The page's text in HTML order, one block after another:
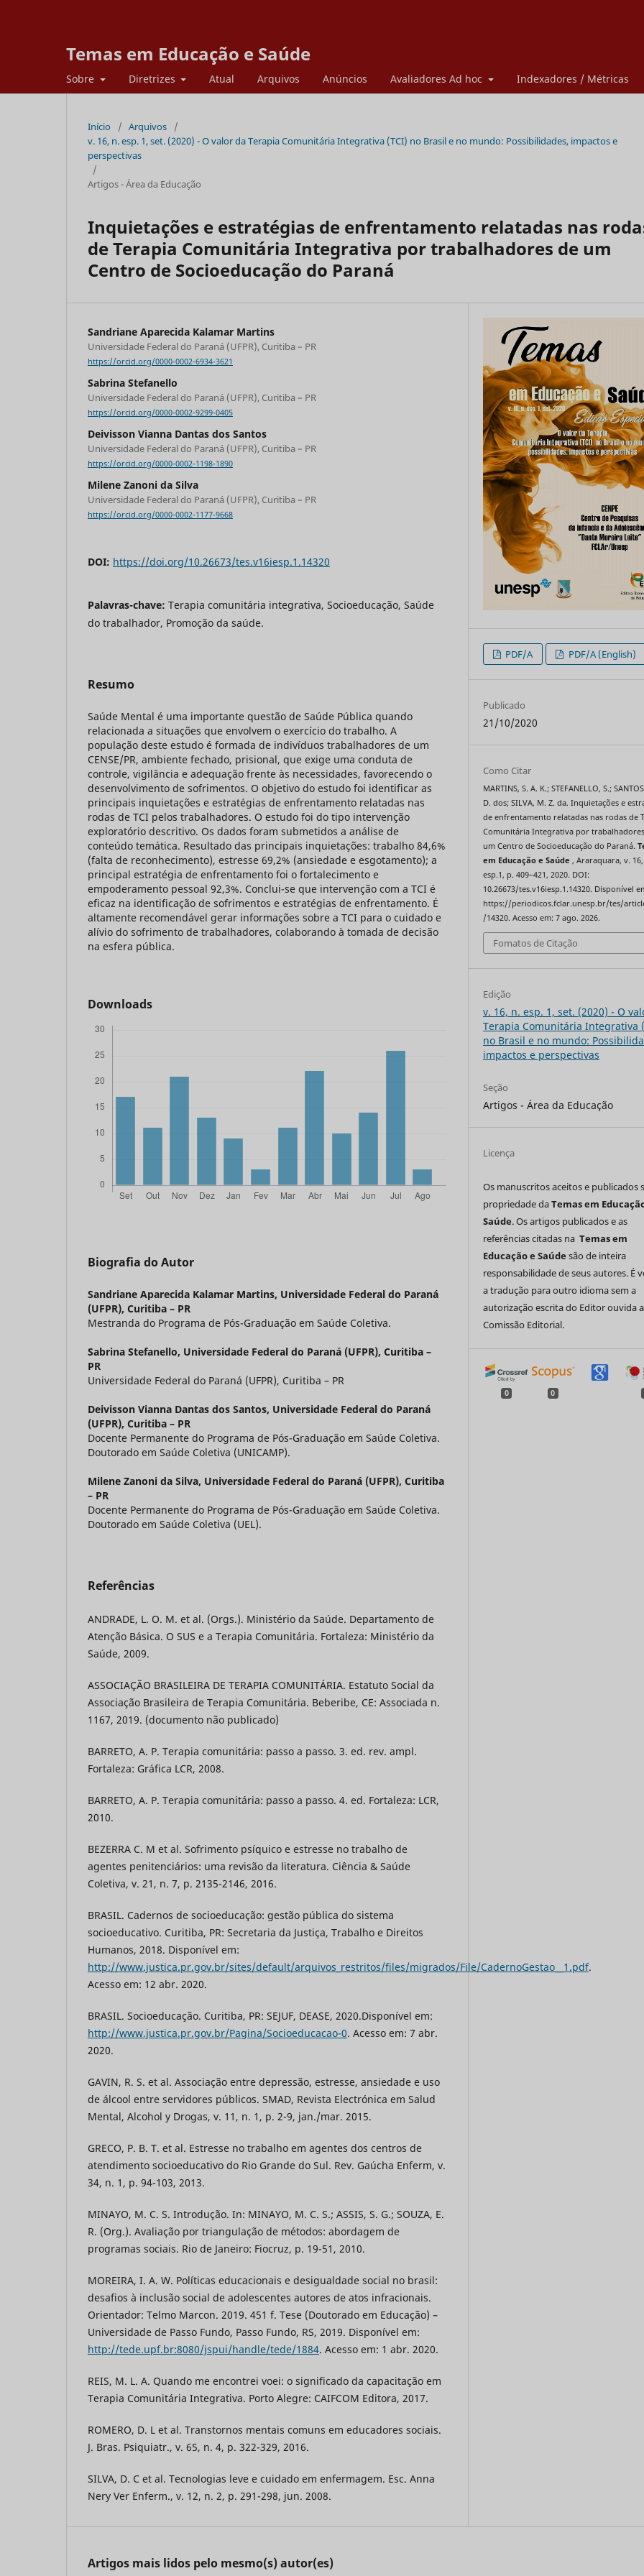
Temas em Educação e Saúde
Sobre Diretrizes Atual Arquivos Anúncios Avaliadores Ad hoc Indexadores / Métricas
Início / Arquivos
/
v. 16, n. esp. 1, set. (2020) - O valor da Terapia Comunitária Integrativa (TCI) no Brasil e no mundo: Possibilidades, impactos e
perspectivas
/
Artigos - Área da Educação
Inquietações e estratégias de enfrentamento relatadas nas
de Terapia Comunitária Integrativa por trabalhadores de um
Centro de Socioeducação do Paraná
Sandriane Aparecida Kalamar Martins
Universidade Federal do Paraná (UFPR), Curitiba – PR
https://orcid.org/0000-0002-6934-3621
Sabrina Stefanello
Universidade Federal do Paraná (UFPR), Curitiba – PR
https://orcid.org/0000-0002-9299-0405
Deivisson Vianna Dantas dos Santos
Universidade Federal do Paraná (UFPR), Curitiba – PR
https://orcid.org/0000-0002-1198-1890
Milene Zanoni da Silva
Universidade Federal do Paraná (UFPR), Curitiba – PR
https://orcid.org/0000-0002-1177-9668
DOI: https://doi.org/10.26673/tes.v16iesp.1.14320
Palavras-chave: Terapia comunitária integrativa, Socioeducação, Saúde
do trabalhador, Promoção da saúde.
Resumo
Saúde Mental é uma importante questão de Saúde Pública quando
relacionada a situações que envolvem o exercício do trabalho. A
população deste estudo é formada de indivíduos trabalhadores de um
CENSE/PR, ambiente fechado, prisional, que exige uma conduta de
controle, vigilância e adequação frente às necessidades, favorecendo o
desenvolvimento de sofrimentos. O objetivo do estudo foi identificar as
principais inquietações e estratégias de enfrentamento relatadas nas
rodas de TCI pelos trabalhadores. O estudo foi do tipo intervenção
exploratório descritivo. Os dados foram submetidos a análise de
conteúdo temática. Resultado das principais inquietações: trabalho 84,6%
(falta de reconhecimento), estresse 69,2% (ansiedade e esgotamento); a
principal estratégia de enfrentamento foi o fortalecimento e
empoderamento pessoal 92,3%. Conclui-se que intervenção com a TCI é
eficaz na identificação de sofrimentos e estratégias de enfrentamento. É
altamente recomendável gerar informações sobre a TCI para o cuidado e
alívio do sofrimento de trabalhadores, colaborando à tomada de decisão
na esfera pública.
Downloads
Biografia do Autor
Sandriane Aparecida Kalamar Martins, Universidade Federal do Paraná
(UFPR), Curitiba – PR
Mestranda do Programa de Pós-Graduação em Saúde Coletiva.
Sabrina Stefanello, Universidade Federal do Paraná (UFPR), Curitiba –
PR
Universidade Federal do Paraná (UFPR), Curitiba – PR
Deivisson Vianna Dantas dos Santos, Universidade Federal do Paraná
(UFPR), Curitiba – PR
Docente Permanente do Programa de Pós-Graduação em Saúde Coletiva.
Doutorado em Saúde Coletiva (UNICAMP).
Milene Zanoni da Silva, Universidade Federal do Paraná (UFPR), Curitiba
– PR
Docente Permanente do Programa de Pós-Graduação em Saúde Coletiva.
Doutorado em Saúde Coletiva (UEL).
Referências
ANDRADE, L. O. M. et al. (Orgs.). Ministério da Saúde. Departamento de
Atenção Básica. O SUS e a Terapia Comunitária. Fortaleza: Ministério da
Saúde, 2009.
ASSOCIAÇÃO BRASILEIRA DE TERAPIA COMUNITÁRIA. Estatuto Social da
Associação Brasileira de Terapia Comunitária. Beberibe, CE: Associada n.
1167, 2019. (documento não publicado)
BARRETO, A. P. Terapia comunitária: passo a passo. 3. ed. rev. ampl.
Fortaleza: Gráfica LCR, 2008.
BARRETO, A. P. Terapia comunitária: passo a passo. 4. ed. Fortaleza: LCR,
2010.
BEZERRA C. M et al. Sofrimento psíquico e estresse no trabalho de
agentes penitenciários: uma revisão da literatura. Ciência & Saúde
Coletiva, v. 21, n. 7, p. 2135-2146, 2016.
BRASIL. Cadernos de socioeducação: gestão pública do sistema
socioeducativo. Curitiba, PR: Secretaria da Justiça, Trabalho e Direitos
Humanos, 2018. Disponível em:
http://www.justica.pr.gov.br/sites/default/arquivos_restritos/files/migrados/File/CadernoGestao__1.pdf.
Acesso em: 12 abr. 2020.
BRASIL. Socioeducação. Curitiba, PR: SEJUF, DEASE, 2020.Disponível em:
http://www.justica.pr.gov.br/Pagina/Socioeducacao-0. Acesso em: 7 abr.
2020.
GAVIN, R. S. et al. Associação entre depressão, estresse, ansiedade e uso
de álcool entre servidores públicos. SMAD, Revista Electrónica em Salud
Mental, Alcohol y Drogas, v. 11, n. 1, p. 2-9, jan./mar. 2015.
GRECO, P. B. T. et al. Estresse no trabalho em agentes dos centros de
atendimento socioeducativo do Rio Grande do Sul. Rev. Gaúcha Enferm, v.
34, n. 1, p. 94-103, 2013.
MINAYO, M. C. S. Introdução. In: MINAYO, M. C. S.; ASSIS, S. G.; SOUZA, E.
R. (Org.). Avaliação por triangulação de métodos: abordagem de
programas sociais. Rio de Janeiro: Fiocruz, p. 19-51, 2010.
MOREIRA, I. A. W. Políticas educacionais e desigualdade social no brasil:
desafios à inclusão social de adolescentes autores de atos infracionais.
Orientador: Telmo Marcon. 2019. 451 f. Tese (Doutorado em Educação) –
Universidade de Passo Fundo, Passo Fundo, RS, 2019. Disponível em:
http://tede.upf.br:8080/jspui/handle/tede/1884. Acesso em: 1 abr. 2020.
REIS, M. L. A. Quando me encontrei voei: o significado da capacitação em
Terapia Comunitária Integrativa. Porto Alegre: CAIFCOM Editora, 2017.
ROMERO, D. L et al. Transtornos mentais comuns em educadores sociais.
J. Bras. Psiquiatr., v. 65, n. 4, p. 322-329, 2016.
SILVA, D. C et al. Tecnologias leve e cuidado em enfermagem. Esc. Anna
Nery Ver Enferm., v. 12, n. 2, p. 291-298, jun. 2008.
PDF/A PDF/A (English)
Publicado
21/10/2020
Como Citar
MARTINS, S. A. K.; STEFANELLO, S.;
D. dos; SILVA, M. Z. da. Inquietações e
de enfrentamento relatadas nas rodas de
Comunitária Integrativa por
um Centro de Socioeducação do Paraná.
em Educação e Saúde, Araraquara, v.
esp.1, p. 409–421, 2020. DOI:
10.26673/tes.v16iesp.1.14320. Disponível
https://periodicos.fclar.unesp.br/tes/
/14320. Acesso em: 7 ago. 2026.
Fomatos de Citação
Edição
v. 16, n. esp. 1, set. (2020) - O
Terapia Comunitária Integrativa
no Brasil e no mundo:
impactos e perspectivas
Seção
Artigos - Área da Educação
Licença
Os manuscritos aceitos e publicados
propriedade daTemas em
Saúde. Os artigos publicados e as
referências citadas naTemas em
Educação e Saúde são de inteira
responsabilidade de seus autores. É
a tradução para outro idioma sem a
autorização escrita do Editor ouvida a
Comissão Editorial.
0 0
Artigos mais lidos pelo mesmo(s) autor(es)